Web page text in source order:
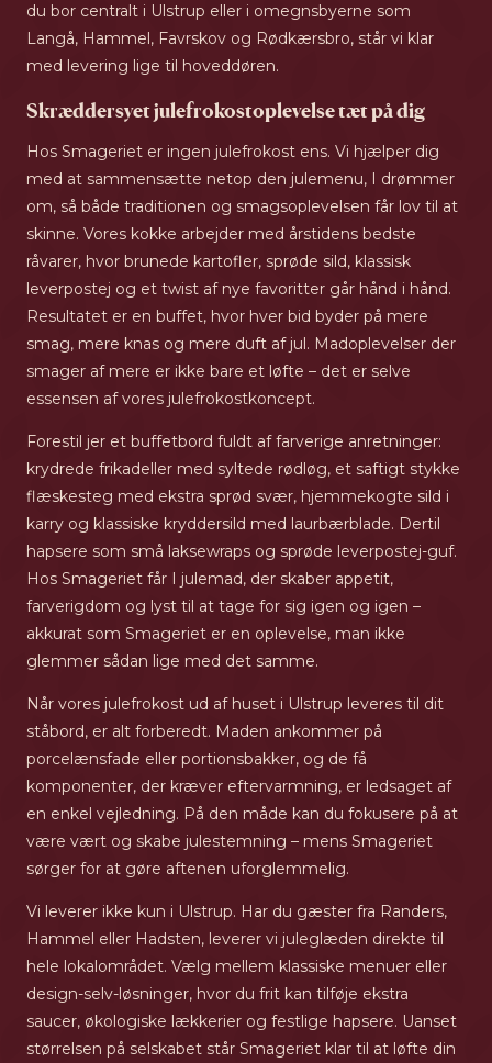
du bor centralt i Ulstrup eller i omegnsbyerne som
Langå, Hammel, Favrskov og Rødkærsbro, står vi klar
med levering lige til hoveddøren.
Skræddersyet julefrokostoplevelse tæt på dig
Hos Smageriet er ingen julefrokost ens. Vi hjælper dig
med at sammensætte netop den julemenu, I drømmer
om, så både traditionen og smagsoplevelsen får lov til at
skinne. Vores kokke arbejder med årstidens bedste
råvarer, hvor brunede kartofler, sprøde sild, klassisk
leverpostej og et twist af nye favoritter går hånd i hånd.
Resultatet er en buffet, hvor hver bid byder på mere
smag, mere knas og mere duft af jul. Madoplevelser der
smager af mere er ikke bare et løfte – det er selve
essensen af vores julefrokostkoncept.
Forestil jer et buffetbord fuldt af farverige anretninger:
krydrede frikadeller med syltede rødløg, et saftigt stykke
flæskesteg med ekstra sprød svær, hjemmekogte sild i
karry og klassiske kryddersild med laurbærblade. Dertil
hapsere som små laksewraps og sprøde leverpostej-guf.
Hos Smageriet får I julemad, der skaber appetit,
farverigdom og lyst til at tage for sig igen og igen –
akkurat som Smageriet er en oplevelse, man ikke
glemmer sådan lige med det samme.
Når vores julefrokost ud af huset i Ulstrup leveres til dit
ståbord, er alt forberedt. Maden ankommer på
porcelænsfade eller portionsbakker, og de få
komponenter, der kræver eftervarmning, er ledsaget af
en enkel vejledning. På den måde kan du fokusere på at
være vært og skabe julestemning – mens Smageriet
sørger for at gøre aftenen uforglemmelig.
Vi leverer ikke kun i Ulstrup. Har du gæster fra Randers,
Hammel eller Hadsten, leverer vi juleglæden direkte til
hele lokalområdet. Vælg mellem klassiske menuer eller
design-selv-løsninger, hvor du frit kan tilføje ekstra
saucer, økologiske lækkerier og festlige hapsere. Uanset
størrelsen på selskabet står Smageriet klar til at løfte din